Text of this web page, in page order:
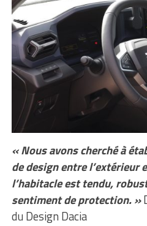
« Nous avons cherché à
de design entre l’extérieur
l’habitacle est tendu,
sentiment de protection. »
du Design Dacia